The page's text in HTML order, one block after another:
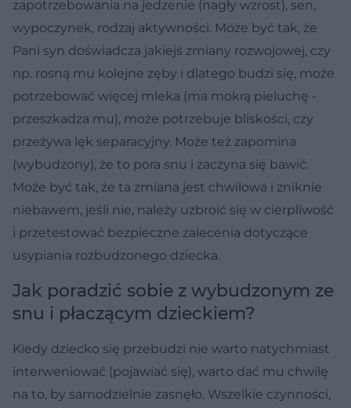
zapotrzebowania na jedzenie (nagły wzrost), sen,
wypoczynek, rodzaj aktywności. Może być tak, że
Pani syn doświadcza jakiejś zmiany rozwojowej, czy
np. rosną mu kolejne zęby i dlatego budzi się, może
potrzebować więcej mleka (ma mokrą pieluchę -
przeszkadza mu), może potrzebuje bliskości, czy
przeżywa lęk separacyjny. Może też zapomina
(wybudzony), że to pora snu i zaczyna się bawić.
Może być tak, że ta zmiana jest chwilowa i zniknie
niebawem, jeśli nie, należy uzbroić się w cierpliwość
i przetestować bezpieczne zalecenia dotyczące
usypiania rozbudzonego dziecka.
Jak poradzić sobie z wybudzonym ze
snu i płaczącym dzieckiem?
Kiedy dziecko się przebudzi nie warto natychmiast
interweniować (pojawiać się), warto dać mu chwilę
na to, by samodzielnie zasnęło. Wszelkie czynności,